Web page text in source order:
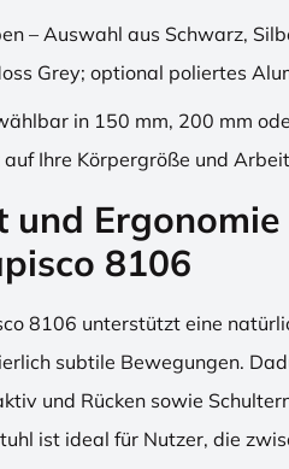
– Auswahl aus Schwarz,
Grey; optional poliertes
in 150 mm, 200 mm
Ihre Körpergröße und
und
8106
8106 unterstützt eine
subtile Bewegungen.
und Rücken sowie
ist ideal für Nutzer, die